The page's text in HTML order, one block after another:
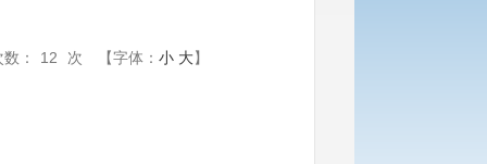
： 12 次 【字体： 小 大】